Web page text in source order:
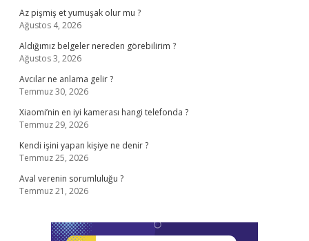
Az pişmiş et yumuşak olur mu ?
Ağustos 4, 2026
Aldığımız belgeler nereden görebilirim ?
Ağustos 3, 2026
Avcılar ne anlama gelir ?
Temmuz 30, 2026
Xiaomi’nin en iyi kamerası hangi telefonda ?
Temmuz 29, 2026
Kendi işini yapan kişiye ne denir ?
Temmuz 25, 2026
Aval verenin sorumluluğu ?
Temmuz 21, 2026